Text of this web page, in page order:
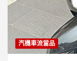
汽機車流當品